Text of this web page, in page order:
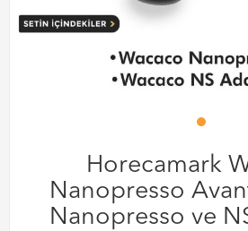
Horecamark
Nanopresso
Nanopresso ve